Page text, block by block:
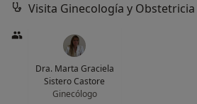
Visita Ginecología y Obstetricia
Dra. Marta Graciela
Sistero Castore
Ginecólogo